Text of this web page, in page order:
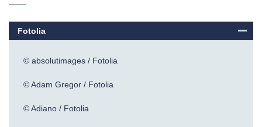
Fotolia
© absolutimages / Fotolia
© Adam Gregor / Fotolia
© Adiano / Fotolia